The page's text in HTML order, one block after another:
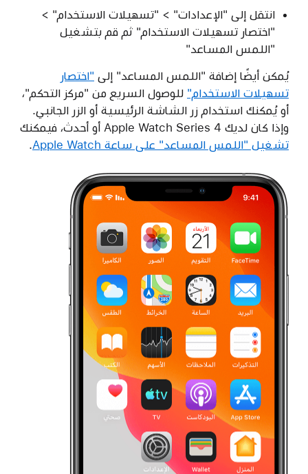
انتقل إلى "الإعدادات" > "تسهيلات الاستخدام" >
"اختصار تسهيلات الاستخدام" ثم قم بتشغيل
"اللمس المساعد"
يُمكن أيضًا إضافة "اللمس المساعد" إلى "اختصار
تسهيلات الاستخدام" للوصول السريع من "مركز التحكم"،
أو يُمكنك استخدام زر الشاشة الرئيسية أو الزر الجانبي.
وإذا كان لديك Apple Watch Series 4 أو أحدث، فيمكنك
تشغيل "اللمس المساعد" على ساعة Apple Watch
.